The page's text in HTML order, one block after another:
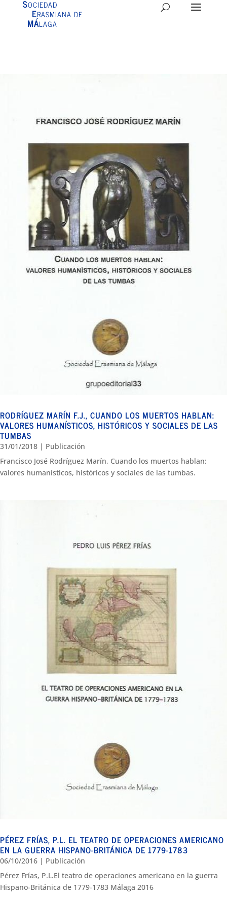
SOCIEDAD
ERASMIANA DE
MÁLAGA
RODRÍGUEZ MARÍN F.J., CUANDO LOS MUERTOS HABLAN:
VALORES HUMANÍSTICOS, HISTÓRICOS Y SOCIALES DE LAS
TUMBAS
31/01/2018 | Publicación
Francisco José Rodríguez Marín, Cuando los muertos hablan:
valores humanísticos, históricos y sociales de las tumbas.
PÉREZ FRÍAS, P.L. EL TEATRO DE OPERACIONES AMERICANO
EN LA GUERRA HISPANO-BRITÁNICA DE 1779-1783
06/10/2016 | Publicación
Pérez Frías, P.L.El teatro de operaciones americano en la guerra
Hispano-Británica de 1779-1783 Málaga 2016